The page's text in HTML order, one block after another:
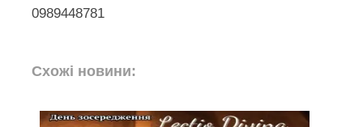
0989448781
Схожі новини: